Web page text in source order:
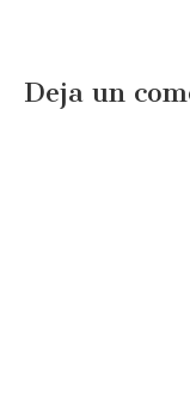
Deja un